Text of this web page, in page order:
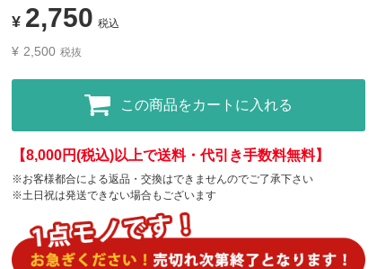
¥ 2,750 税込
¥ 2,500 税抜
この商品をカートに入れる
【8,000円(税込)以上で送料・代引き手数料無料】
※お客様都合による返品・交換はできませんのでご了承下さい
※土日祝は発送できない場合もございます